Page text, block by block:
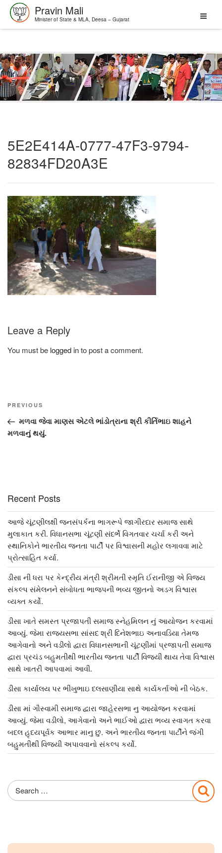
Skip
to
content
Pravin Mali
Minister of State & MLA, Deesa – Gujarat
5E2E414A-0777-47F3-9794-
82834FD20A3E
Leave a Reply
You must be logged into post a comment.
Post
navigation
Previous
Post
PREVIOUS
મળવા જેવા માણસ એટલે ભાંડોત્રાના શ્રી કીર્તિભાઇ શાહને
મળવાનું થયું.
Recent Posts
આજે ચૂંટણીલક્ષી જનસંપર્કના ભાગરૂપે જાગીરદાર સમાજ સાથે
મુલાકાત કરી. વિધાનસભા ચૂંટણી સંદર્ભે વિગતવાર ચર્ચા કરી અને
સ્થાનિકોને ભારતીય જનતા પાર્ટી પર વિશ્વાસની મહોર લગાવવા માટે
પ્રોત્સાહિત કર્યા.
ડીસા ની ધરા પર કેન્દ્રીય મંત્રી શ્રીમતી સ્મૃતિ ઈરાનીજી એ વિજય
સંકલ્પ સંમેલનને સંબોધતા ભાજપની ભવ્ય જીતનો અડગ વિશ્વાસ
વ્યક્ત કર્યો.
ડીસા ખાતે સમસ્ત પ્રજાપતી સમાજ સ્નેહમિલન નું આયોજન કરવામાં
આવ્યું. જેમા રાજ્યસભા સાંસદ શ્રી દિનેશભાઇ અનાવડિયા તેમજ
આગેવાનો અને વડીલો દ્વારા વિધાનસભાની ચૂંટણીમાં પ્રજાપતી સમાજ
દ્વારા પ્રચંડ બહુમતીથી ભારતીય જનતા પાર્ટી વિજયી થાય તેવા વિશ્વાસ
સાથે ખાતરી આપવામાં આવી.
ડીસા કાર્યાલય પર ભીખુભાઇ દલસાણીયા સાથે કાર્યકર્તાઓ ની બેઠક.
ડીસા માં ગૌસ્વામી સમાજ દ્વારા જાહેરસભા નુ આયોજન કરવામાં
આવ્યું. જેમા વડીલો, આગેવાનો અને ભાઈઓ દ્વારા ભવ્ય સ્વાગત કરવા
બદલ હૃદયપૂર્વક આભાર માનુ છુ. અને ભારતીય જનતા પાર્ટીને જંગી
બહુમતીથી વિજયી અપાવવાનો સંકલ્પ કર્યો.
Search
for: